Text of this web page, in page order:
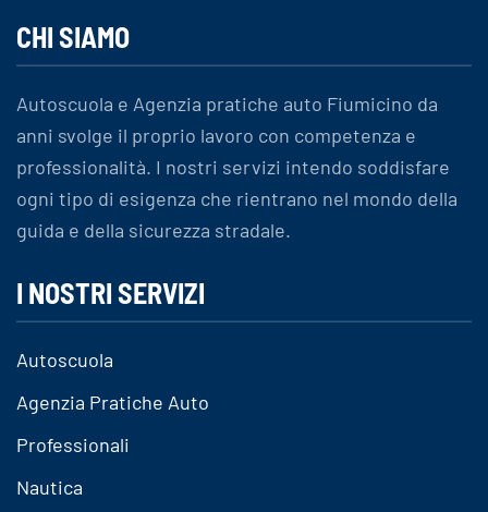
CHI SIAMO
Autoscuola e Agenzia pratiche auto Fiumicino da
anni svolge il proprio lavoro con competenza e
professionalità. I nostri servizi intendo soddisfare
ogni tipo di esigenza che rientrano nel mondo della
guida e della sicurezza stradale.
I NOSTRI SERVIZI
Autoscuola
Agenzia Pratiche Auto
Professionali
Nautica